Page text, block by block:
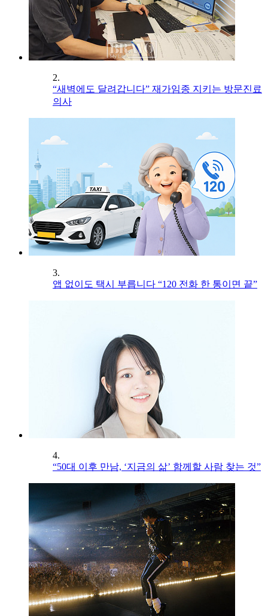
2.
“새벽에도 달려갑니다” 재가임종 지키는 방문진료
의사
3.
앱 없이도 택시 부릅니다 “120 전화 한 통이면 끝”
4.
“50대 이후 만남, ‘지금의 삶’ 함께할 사람 찾는 것”